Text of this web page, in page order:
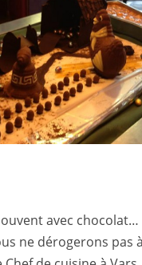
avec
ne dérogerons pas